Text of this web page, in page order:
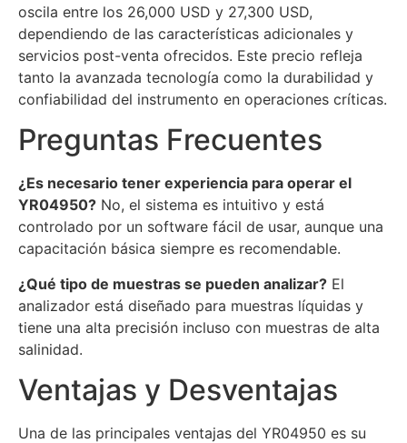
oscila entre los 26,000 USD y 27,300 USD,
dependiendo de las características adicionales y
servicios post-venta ofrecidos. Este precio refleja
tanto la avanzada tecnología como la durabilidad y
confiabilidad del instrumento en operaciones críticas.
Preguntas Frecuentes
¿Es necesario tener experiencia para operar el
YR04950? No, el sistema es intuitivo y está
controlado por un software fácil de usar, aunque una
capacitación básica siempre es recomendable.
¿Qué tipo de muestras se pueden analizar? El
analizador está diseñado para muestras líquidas y
tiene una alta precisión incluso con muestras de alta
salinidad.
Ventajas y Desventajas
Una de las principales ventajas del YR04950 es su